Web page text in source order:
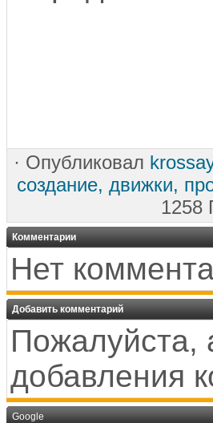
· Опубликовал
создание, движки,
1258
Комментарии
Нет
Добавить комментарий
Пожалуйста,
добавления
Google